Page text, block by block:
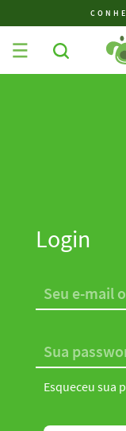
✕
Login
Esqueceu sua